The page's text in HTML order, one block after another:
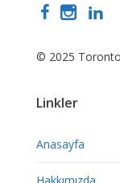
© 2025
Linkler
Anasayfa